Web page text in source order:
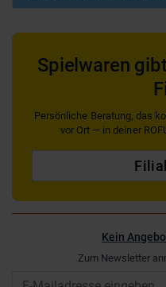
Spielwaren
Persönliche Beratung, das
vor Ort — in deiner
Kein
Zum Newsletter